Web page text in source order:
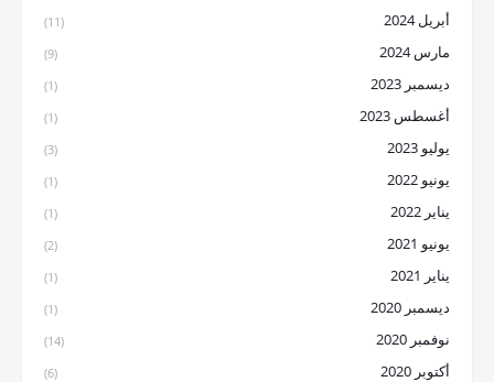
أبريل 2024 (11)
مارس 2024 (9)
ديسمبر 2023 (1)
أغسطس 2023 (1)
يوليو 2023 (3)
يونيو 2022 (1)
يناير 2022 (1)
يونيو 2021 (2)
يناير 2021 (1)
ديسمبر 2020 (1)
نوفمبر 2020 (14)
أكتوبر 2020 (6)